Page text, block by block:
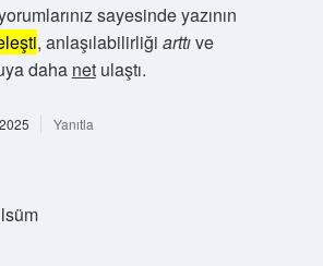
sayesinde yazının
, anlaşılabilirliği arttıve
daha netulaştı.
Yanıtla